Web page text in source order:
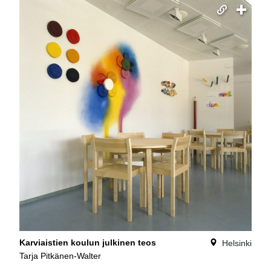
Karviaistien koulun julkinen teos
Tarja Pitkänen-Walter
Helsinki